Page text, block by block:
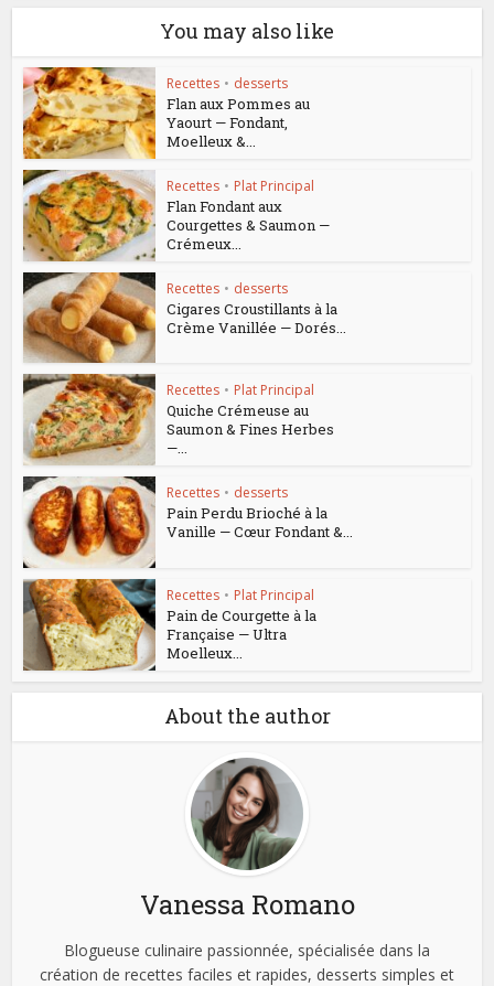
You may also like
Recettes • desserts
Flan aux Pommes au
Yaourt — Fondant,
Moelleux &...
Recettes • Plat Principal
Flan Fondant aux
Courgettes & Saumon —
Crémeux...
Recettes • desserts
Cigares Croustillants à la
Crème Vanillée — Dorés...
Recettes • Plat Principal
Quiche Crémeuse au
Saumon & Fines Herbes
—...
Recettes • desserts
Pain Perdu Brioché à la
Vanille — Cœur Fondant &...
Recettes • Plat Principal
Pain de Courgette à la
Française — Ultra
Moelleux...
About the author
Vanessa Romano
Blogueuse culinaire passionnée, spécialisée dans la
création de recettes faciles et rapides, desserts simples et